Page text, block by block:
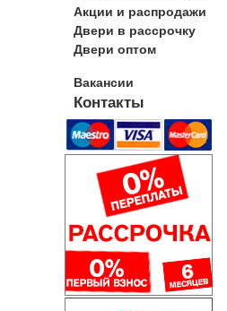
Акции и распродажи
Двери в рассрочку
Двери оптом
Вакансии
Контакты